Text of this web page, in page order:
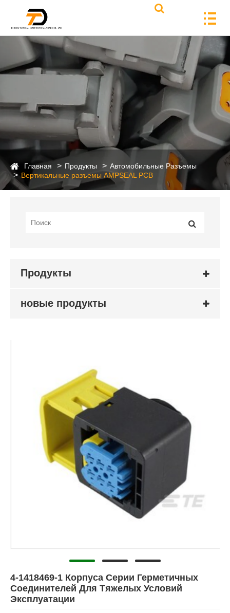
Главная Продукты
Автомобильные Разъемы
Вертикальные разъемы AMPSEAL PCB
Продукты
новые продукты
4-1418469-1 Корпуса Серии Герметичных
Соединителей Для Тяжелых Условий
Эксплуатации